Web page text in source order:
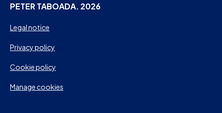
PETER TABOADA. 2026
Legal notice
Privacy policy
Cookie policy
Manage cookies